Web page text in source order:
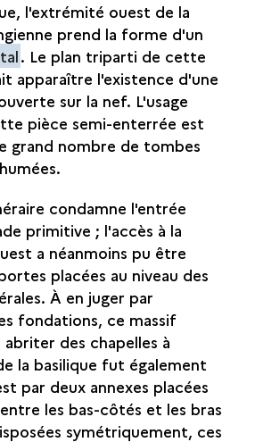
l'extrémité ouest de la
prend la forme d'un
. Le plan triparti de cette
apparaître l'existence d'une
sur la nef. L'usage
pièce semi-enterrée est
grand nombre de tombes
condamne l'entrée
primitive ; l'accès à la
a néanmoins pu être
placées au niveau des
À en juger par
fondations, ce massif
des chapelles à
la basilique fut également
par deux annexes placées
les bas-côtés et les bras
symétriquement, ces